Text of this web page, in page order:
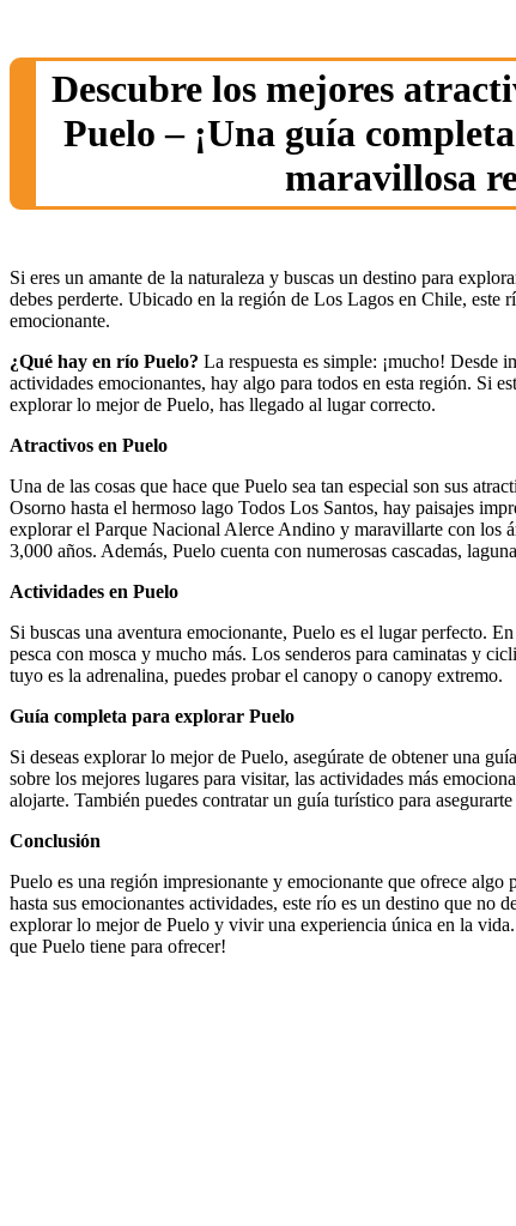
Descubre los mejores
Puelo – ¡Una guía
maravillosa
Si eres un amante de la naturaleza y buscas un destino para
debes perderte. Ubicado en la región de Los Lagos en Chile, este
emocionante.
¿Qué hay en río Puelo? La respuesta es simple: ¡mucho! Desde
actividades emocionantes, hay algo para todos en esta región. Si
explorar lo mejor de Puelo, has llegado al lugar correcto.
Atractivos en Puelo
Una de las cosas que hace que Puelo sea tan especial son sus
Osorno hasta el hermoso lago Todos Los Santos, hay paisajes
explorar el Parque Nacional Alerce Andino y maravillarte con los
3,000 años. Además, Puelo cuenta con numerosas cascadas,
Actividades en Puelo
Si buscas una aventura emocionante, Puelo es el lugar perfecto.
pesca con mosca y mucho más. Los senderos para caminatas y
tuyo es la adrenalina, puedes probar el canopy o canopy extremo.
Guía completa para explorar Puelo
Si deseas explorar lo mejor de Puelo, asegúrate de obtener una
sobre los mejores lugares para visitar, las actividades más
alojarte. También puedes contratar un guía turístico para
Conclusión
Puelo es una región impresionante y emocionante que ofrece algo
hasta sus emocionantes actividades, este río es un destino que no
explorar lo mejor de Puelo y vivir una experiencia única en la
que Puelo tiene para ofrecer!